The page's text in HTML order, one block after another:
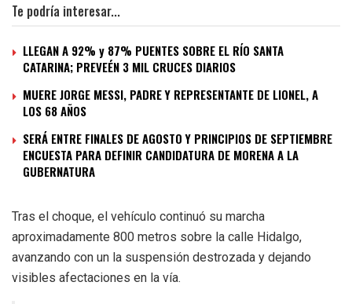
Te podría interesar...
LLEGAN A 92% y 87% PUENTES SOBRE EL RÍO SANTA
CATARINA; PREVEÉN 3 MIL CRUCES DIARIOS
MUERE JORGE MESSI, PADRE Y REPRESENTANTE DE LIONEL, A
LOS 68 AÑOS
SERÁ ENTRE FINALES DE AGOSTO Y PRINCIPIOS DE SEPTIEMBRE
ENCUESTA PARA DEFINIR CANDIDATURA DE MORENA A LA
GUBERNATURA
Tras el choque, el vehículo continuó su marcha
aproximadamente 800 metros sobre la calle Hidalgo,
avanzando con un la suspensión destrozada y dejando
visibles afectaciones en la vía.